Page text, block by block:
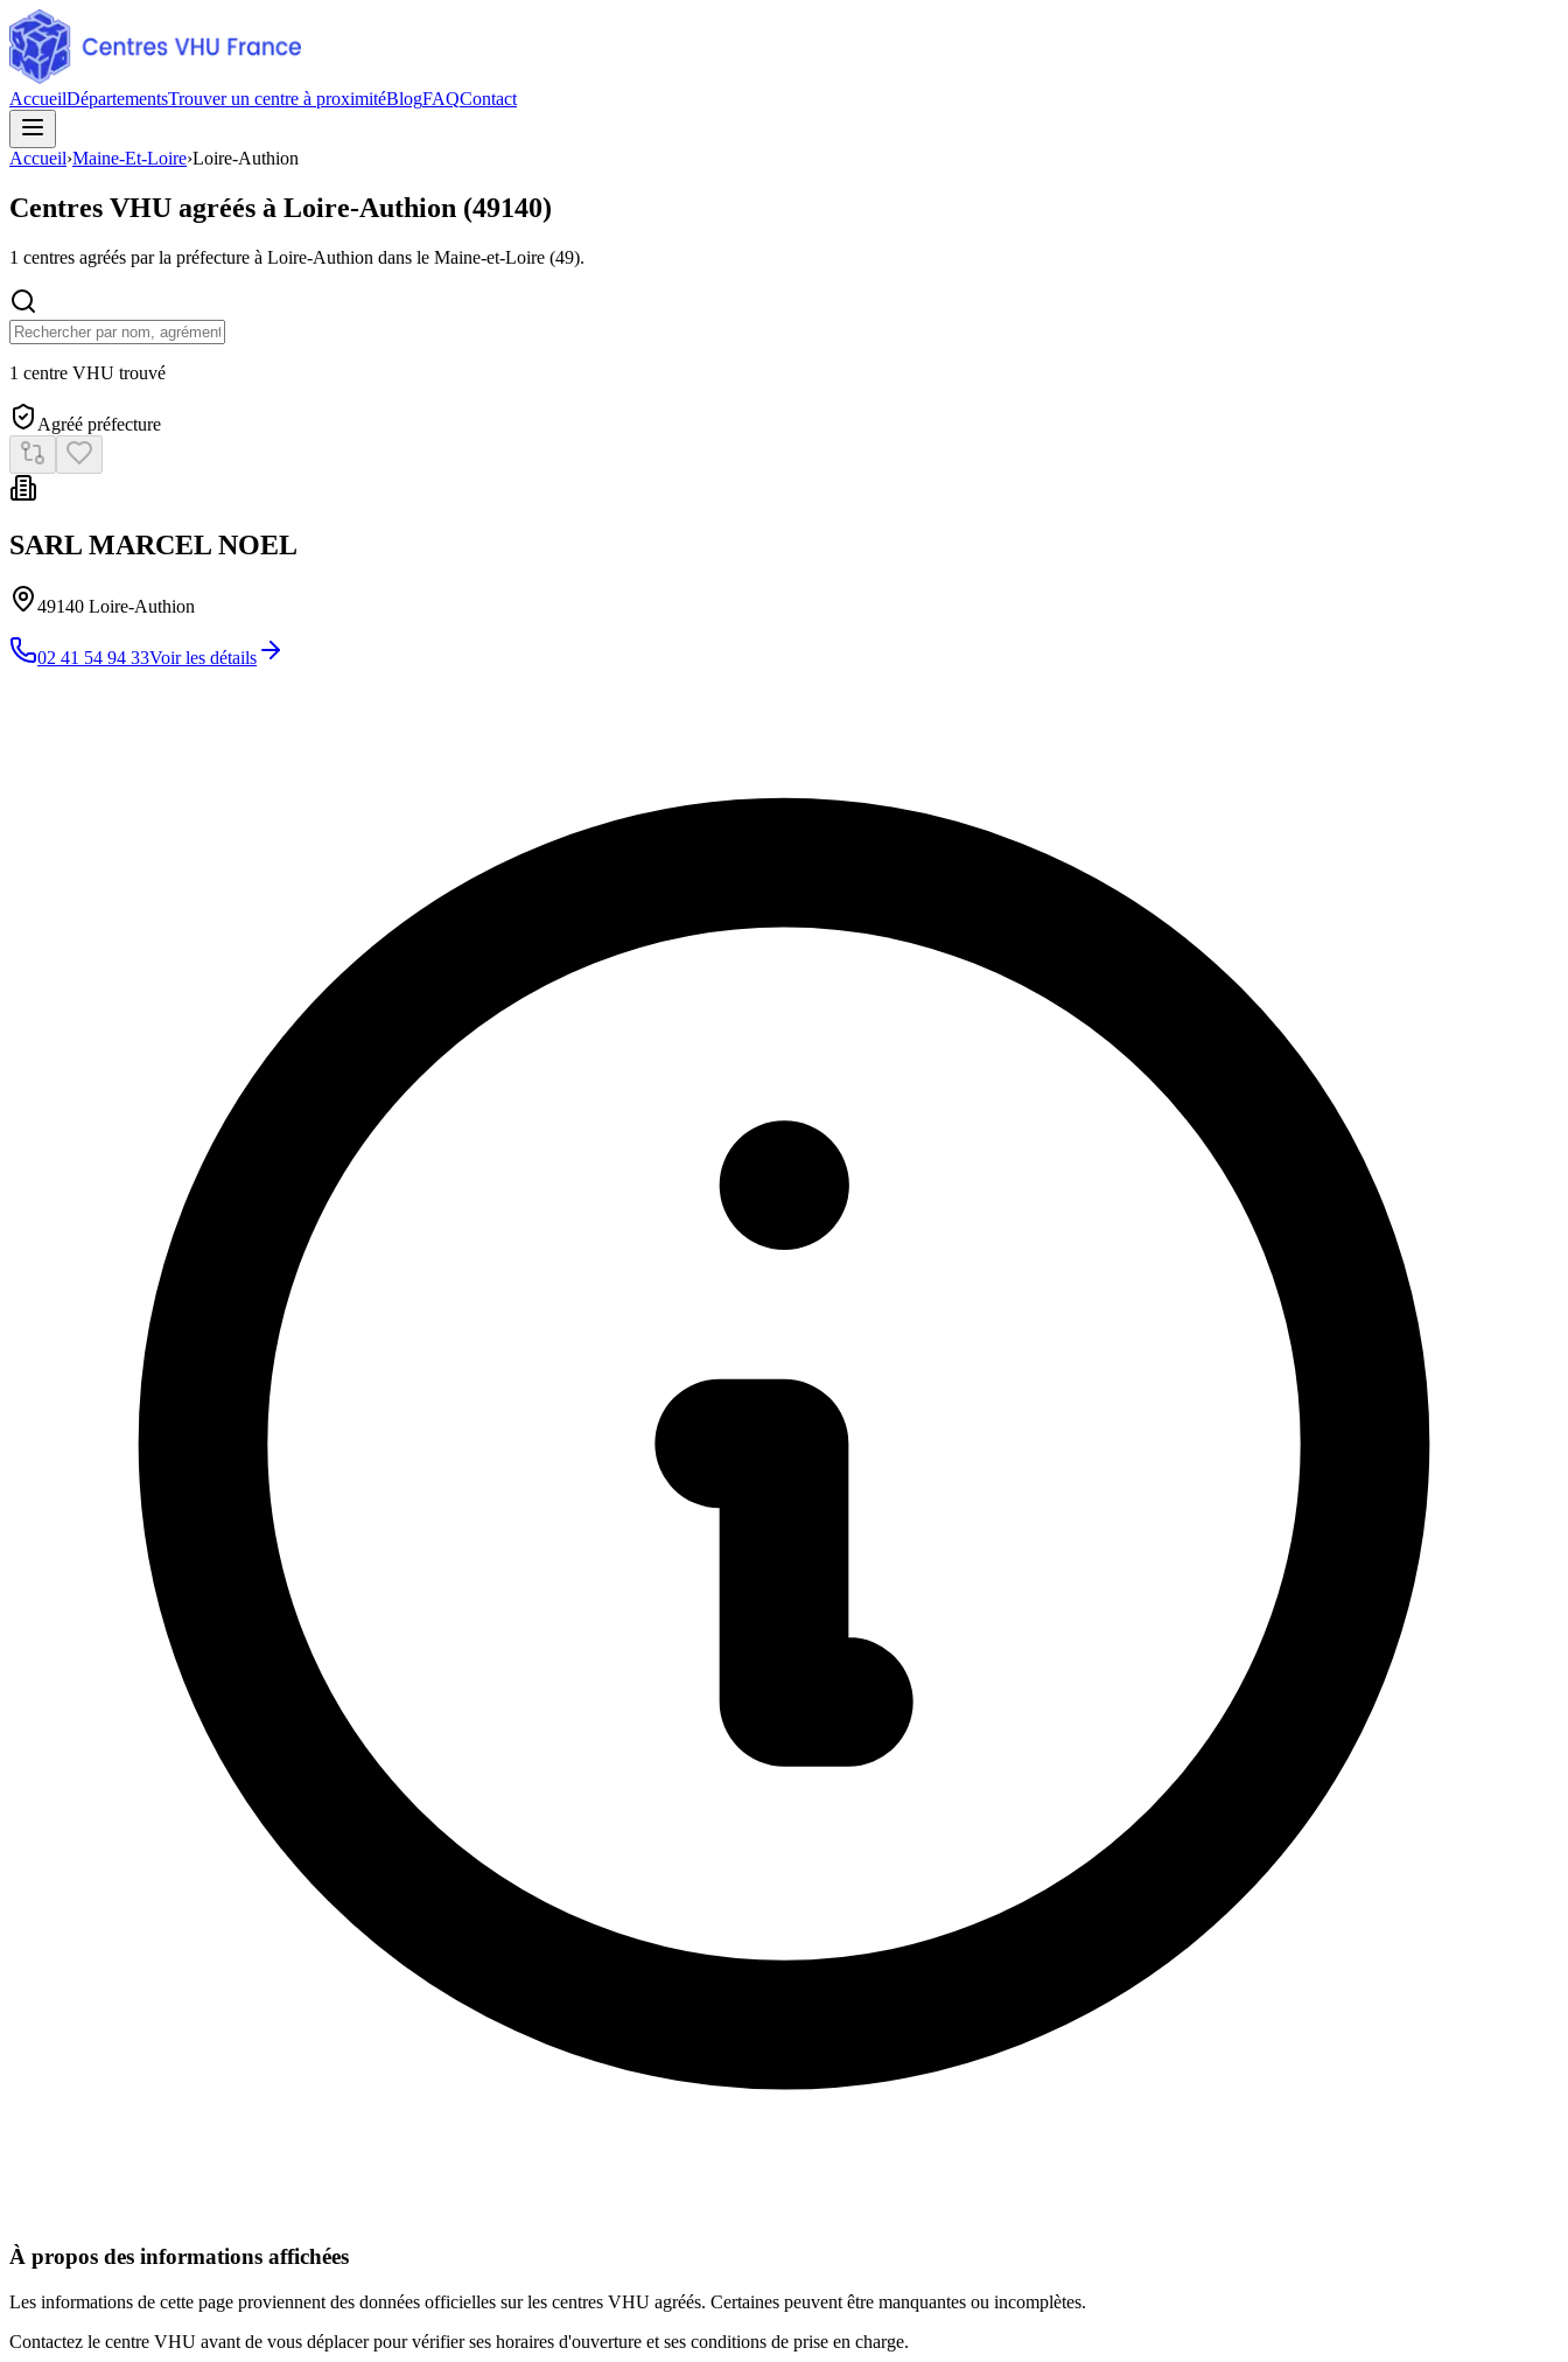
AccueilDépartementsTrouver un centre à proximitéBlogFAQContact
Accueil›Maine-Et-Loire›Loire-Authion
Centres VHU agréés à Loire-Authion (49140)
1 centres agréés par la préfecture à Loire-Authion dans le Maine-et-Loire (49).
1 centre VHU trouvé
Agréé préfecture
SARL MARCEL NOEL
49140 Loire-Authion
02 41 54 94 33Voir les détails
À propos des informations affichées
Les informations de cette page proviennent des données officielles sur les centres VHU agréés. Certaines peuvent être manquantes ou incomplètes.
Contactez le centre VHU avant de vous déplacer pour vérifier ses horaires d'ouverture et ses conditions de prise en charge.